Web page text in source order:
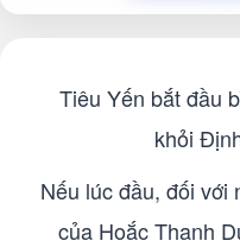
Tiêu Yến bắt đầu
khỏi
Nếu lúc đầu, đối với
của Hoắc Thanh